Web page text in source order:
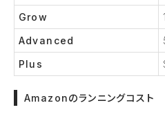
Grow
Advanced
Plus
Amazonのランニングコスト